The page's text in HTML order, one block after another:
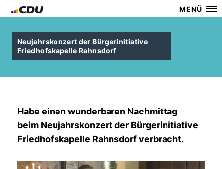
MENÜ
Neujahrskonzert der Bürgerinitiative
Friedhofskapelle Rahnsdorf
Habe einen wunderbaren Nachmittag
beim Neujahrskonzert der Bürgerinitiative
Friedhofskapelle Rahnsdorf verbracht.